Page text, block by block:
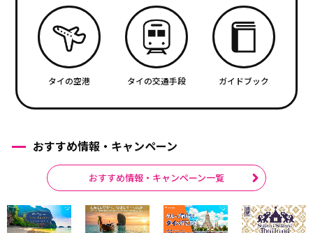
タイの空港 タイの交通手段 ガイドブック
おすすめ情報・キャンペーン
おすすめ情報・キャンペーン一覧